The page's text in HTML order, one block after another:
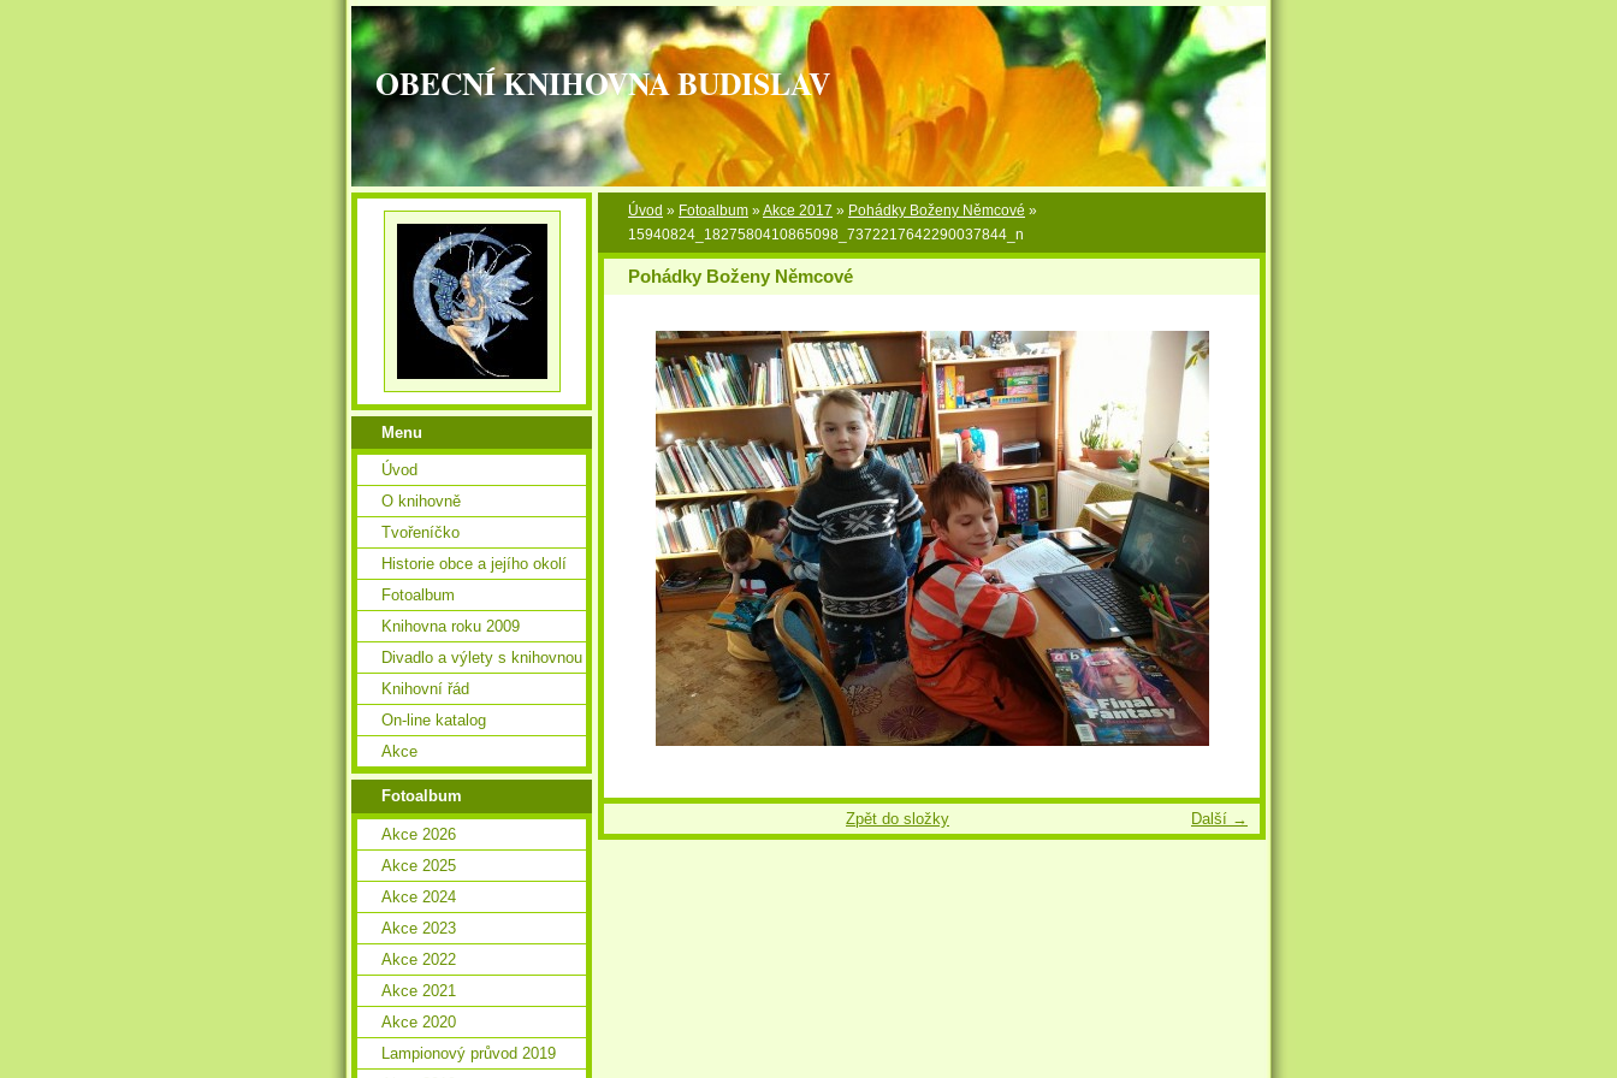
OBECNÍ KNIHOVNA BUDISLAV
Úvod » Fotoalbum »Akce 2017 » Pohádky Boženy Němcové »
15940824_1827580410865098_7372217642290037844_n
Pohádky Boženy Němcové
Další →
Zpět do složky
Menu
Úvod
O knihovně
Tvořeníčko
Historie obce a jejího okolí
Fotoalbum
Knihovna roku 2009
Divadlo a výlety s knihovnou
Knihovní řád
On-line katalog
Akce
Fotoalbum
Akce 2026
Akce 2025
Akce 2024
Akce 2023
Akce 2022
Akce 2021
Akce 2020
Lampionový průvod 2019